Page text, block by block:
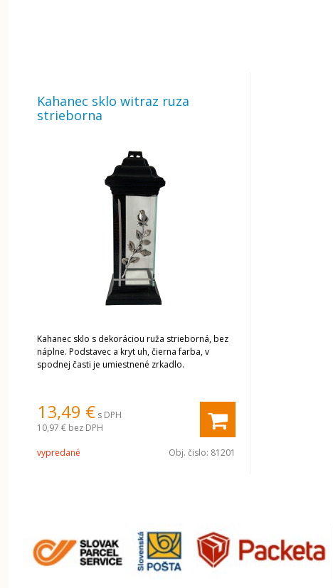
Kahanec sklo witraz ruza
strieborna
Kahanec sklo s dekoráciou ruža strieborná, bez
náplne. Podstavec a kryt uh, čierna farba, v
spodnej časti je umiestnené zrkadlo.
13,49 € s DPH
10,97 € bez DPH
vypredané Obj. čislo: 81201